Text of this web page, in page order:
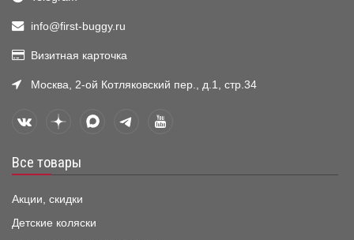
info@first-buggy.ru
Визитная карточка
Москва, 2-ой Котляковский пер., д.1, стр.34
Все товары
Акции, скидки
Детские коляски